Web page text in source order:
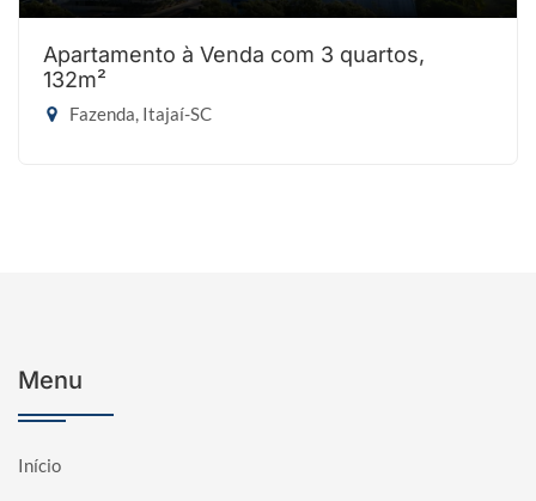
Apartamento à Venda com 3 quartos,
132m²
Fazenda, Itajaí-SC
Menu
Início